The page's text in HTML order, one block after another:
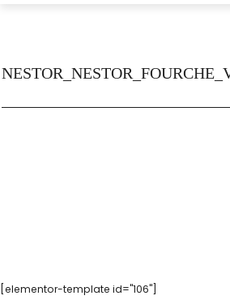
[elementor-template id="106"]